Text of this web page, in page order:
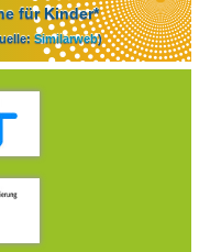
für Kinder*
Similarweb)